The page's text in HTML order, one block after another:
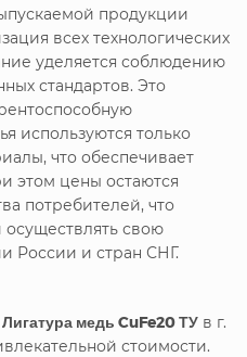
продукции
всех технологических
уделяется соблюдению
стандартов. Это
используются только
что обеспечивает
этом цены остаются
потребителей, что
свою
России и стран СНГ.
Лигатура медь CuFe20 ТУ в г.
стоимости.